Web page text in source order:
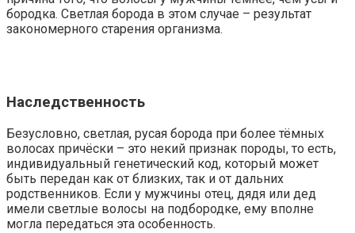
бородка. Светлая борода в этом случае – результат
закономерного старения организма.
Наследственность
Безусловно, светлая, русая борода при более тёмных
волосах причёски – это некий признак породы, то есть,
индивидуальный генетический код, который может
быть передан как от близких, так и от дальних
родственников. Если у мужчины отец, дядя или дед
имели светлые волосы на подбородке, ему вполне
могла передаться эта особенность.